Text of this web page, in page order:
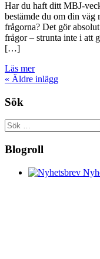
Har du haft ditt MBJ-
bestämde du om din väg
frågorna? Det gör
frågor – strunta inte i att
[…]
Läs mer
« Äldre inlägg
Sök
Sök
efter:
Blogroll